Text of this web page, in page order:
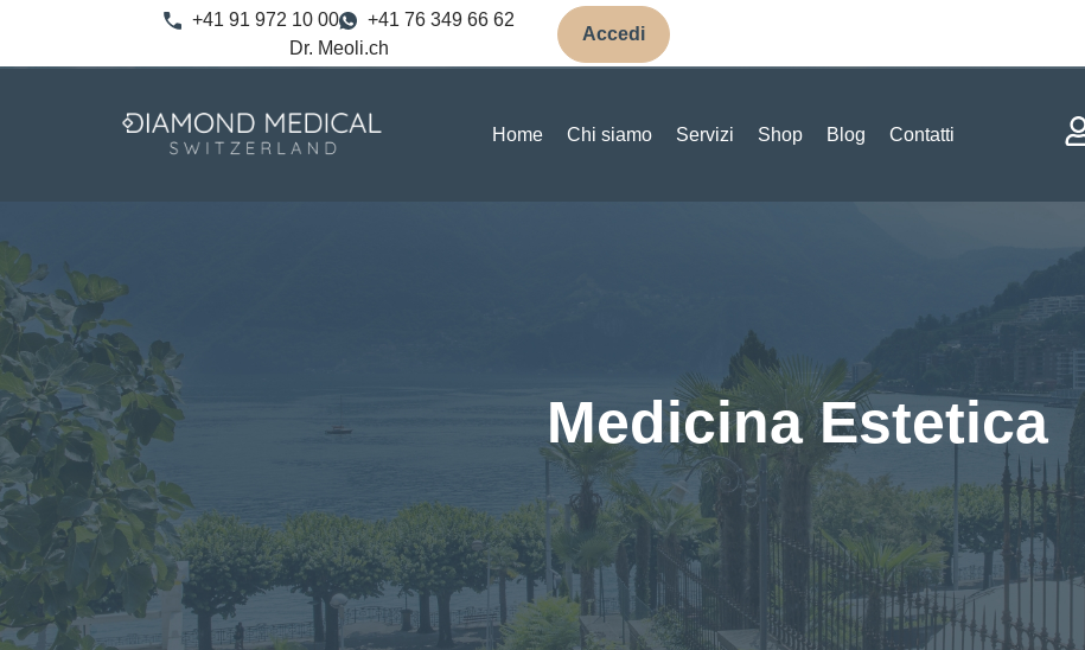
+41 91 972 10 00
+41 76 349 66 62
Dr. Meoli.ch
Accedi
Home Chi siamo Servizi Shop Blog Contatti
Medicina Estetica